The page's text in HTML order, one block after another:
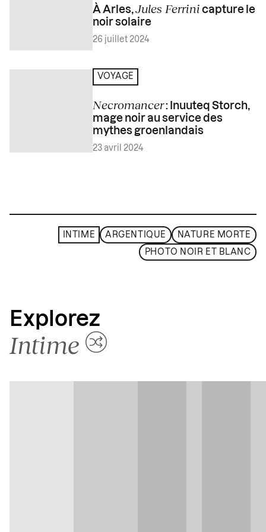
À Arles,Jules Ferrini capture le
noir solaire
26 juillet 2024
VOYAGE
Necromancer: Inuuteq Storch,
mage noir au service des
mythes groenlandais
23 avril 2024
INTIME ARGENTIQUE NATURE MORTE
PHOTO NOIR ET BLANC
Explorez
Intime